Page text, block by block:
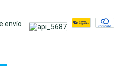
envío